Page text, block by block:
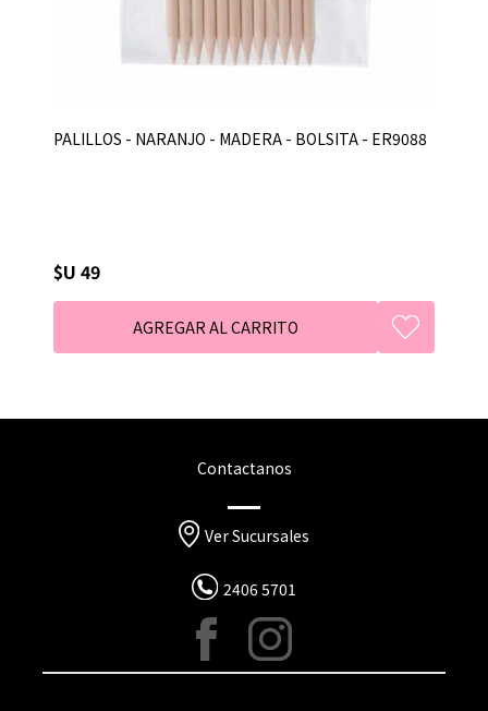
PALILLOS - NARANJO - MADERA - BOLSITA - ER9088
$U 49
Contactanos
Ver Sucursales
2406 5701